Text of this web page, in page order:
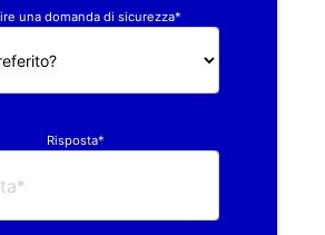
una domanda di sicurezza*
Risposta*